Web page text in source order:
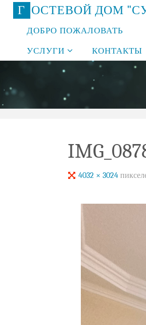
Перейти
содержимому
Г ОСТЕВОЙ ДОМ "С
ДОБРО ПОЖАЛОВАТЬ
УСЛУГИ КОНТАКТЫ
Полный
4032 × 3024